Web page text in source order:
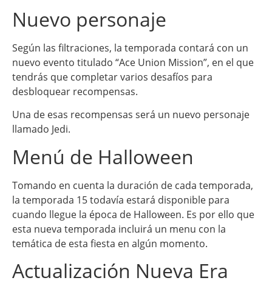
Nuevo personaje
Según las filtraciones, la temporada contará con un
nuevo evento titulado “Ace Union Mission”, en el que
tendrás que completar varios desafíos para
desbloquear recompensas.
Una de esas recompensas será un nuevo personaje
llamado Jedi.
Menú de Halloween
Tomando en cuenta la duración de cada temporada,
la temporada 15 todavía estará disponible para
cuando llegue la época de Halloween. Es por ello que
esta nueva temporada incluirá un menu con la
temática de esta fiesta en algún momento.
Actualización Nueva Era